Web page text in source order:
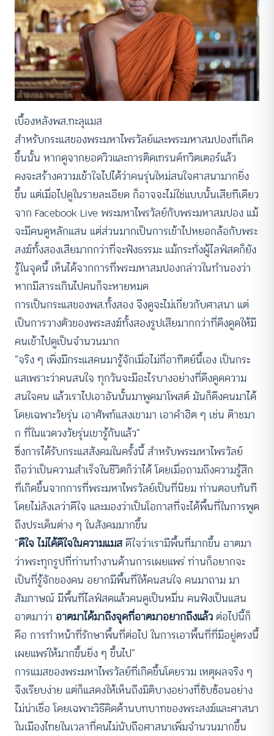
เบื้องหลังพส.ทะลุแมส
สำหรับกระแสของพระมหาไพรวัลย์และพระมหาสมปองที่เกิด
ขึ้นนั้น หากดูจากยอดวิวและการติดเทรนด์ทวิตเตอร์แล้ว
คงจะสร้างความเข้าใจไปได้ว่าคนรุ่นใหม่สนใจศาสนามากยิ่ง
ขึ้น แต่เมื่อไปดูในรายละเอียด ก็อาจจะไม่ใช่แบบนั้นเสียทีเดียว
จาก Facebook Live พระมหาไพรวัลย์กับพระมหาสมปอง แม้
จะมีคนดูหลักแสน แต่ส่วนมากเป็นการเข้าไปหยอกล้อกับพระ
สงฆ์ทั้งสองเสียมากกว่าที่จะฟังธรรมะ แม้กระทั่งผู้ไลฟ์สดก็ยัง
รู้ในจุดนี้ เห็นได้จากการที่พระมหาสมปองกล่าวในทำนองว่า
หากมีสาระเกินไปคนก็จะหายหมด
การเป็นกระแสของพส.ทั้งสอง จึงดูจะไม่เกี่ยวกับศาสนา แต่
เป็นการวางตัวของพระสงฆ์ทั้งสองรูปเสียมากกว่าที่ดึงดูดให้มี
คนเข้าไปดูเป็นจำนวนมาก
“จริง ๆ เพิ่งมีกระแสคนมารู้จักเมื่อไม่กี่อาทิตย์นี้เอง เป็นกระ
แสเพราะว่าคนสนใจ ทุกวันจะมีอะไรบางอย่างที่ดึงดูดความ
สนใจคน แล้วเราไปเอาอันนั้นมาพูดมาโพสต์ มันก็ดึงคนมาได้
โดยเฉพาะวัยรุ่น เอาศัพท์แสงเขามา เอาคำฮิต ๆ เช่น ต๊าชมา
ก ที่ในแวดวงวัยรุ่นเขารู้กันแล้ว”
ซึ่งการได้รับกระแสสังคมในครั้งนี้ สำหรับพระมหาไพรวัลย์
ถือว่าเป็นความสำเร็จในชีวิตก็ว่าได้ โดยเมื่อถามถึงความรู้สึก
ที่เกิดขึ้นจากการที่พระมหาไพรวัลย์เป็นที่นิยม ท่านตอบทันที
โดยไม่ลังเลว่าดีใจ และมองว่าเป็นโอกาสที่จะได้พื้นที่ในการพูด
ถึงประเด็นต่าง ๆ ในสังคมมากขึ้น
“ดีใจ ไม่ได้ดีใจในความแมสดีใจว่าเรามีพื้นที่มากขึ้น อาตมา
ว่าพระทุกรูปที่ท่านทำงานด้านการเผยแพร่ ท่านก็อยากจะ
เป็นที่รู้จักของคน อยากมีพื้นที่ให้คนสนใจ คนมาถาม มา
สัมภาษณ์ มีพื้นที่ไลฟ์สดแล้วคนดูเป็นหมื่น คนฟังเป็นแสน
อาตมาว่า อาตมาได้มาถึงจุดที่อาตมาอยากถึงแล้ว ต่อไปนี้ก็
คือ การทำหน้าที่รักษาพื้นที่ต่อไป ในการเอาพื้นที่ที่มีอยู่ตรงนี้
เผยแพร่ให้มากขึ้นยิ่ง ๆ ขึ้นไป”
การแมสของพระมหาไพรวัลย์ที่เกิดขึ้นโดยรวม เหตุผลจริง ๆ
จึงเรียบง่าย แต่ก็แสดงให้เห็นถึงมิติบางอย่างที่ซับซ้อนอย่าง
ไม่น่าเชื่อ โดยเฉพาะวิธีคิดด้านบทบาทของพระสงฆ์และศาสนา
ในเมืองไทยในเวลาที่คนไม่นับถือศาสนาเพิ่มจำนวนมากขึ้น